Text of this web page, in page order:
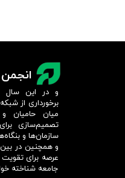
انجمن
و در این سال
برخورداری از
میان حامیان
تصمیم‌سازی
سازمان‌ها و
و همچنین در بین
عرصه برای
جامعه شناخته